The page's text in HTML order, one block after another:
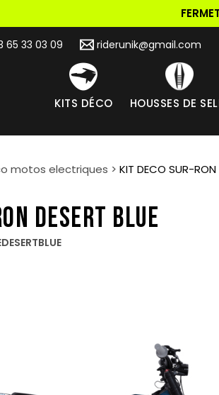
65 33 03 09 riderunik@gmail.com
KITS DÉCO HOUSSES DE
motos electriques > KIT DECO SUR-RON
DESERT BLUE